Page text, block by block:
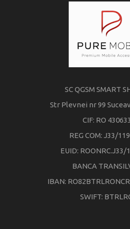
SC QGSM SMART
Str Plevnei nr 99
CIF: RO
REG COM: J33/
EUID: ROONRC.J33/
BANCA
IBAN:
SWIFT: